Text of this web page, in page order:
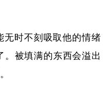
无时不刻吸取他的情绪
。被填满的东西会溢出